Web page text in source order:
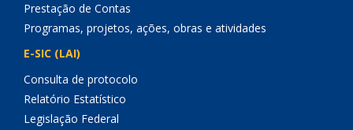
Prestação de Contas
Programas, projetos, ações, obras e atividades
E-SIC (LAI)
Consulta de protocolo
Relatório Estatístico
Legislação Federal